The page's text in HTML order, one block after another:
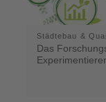
Städtebau &
Das